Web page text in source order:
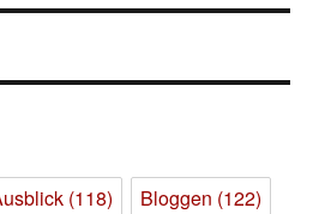
(118) Bloggen (122)